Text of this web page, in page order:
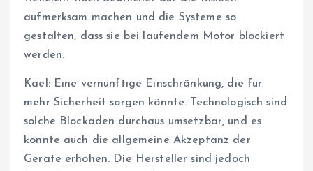
aufmerksam machen und die Systeme so
gestalten, dass sie bei laufendem Motor blockiert
werden.
Kael: Eine vernünftige Einschränkung, die für
mehr Sicherheit sorgen könnte. Technologisch sind
solche Blockaden durchaus umsetzbar, und es
könnte auch die allgemeine Akzeptanz der
Geräte erhöhen. Die Hersteller sind jedoch